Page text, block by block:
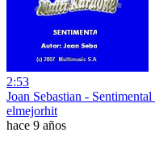
2:53
Joan Sebastian -
elmejorhit
hace 9 años